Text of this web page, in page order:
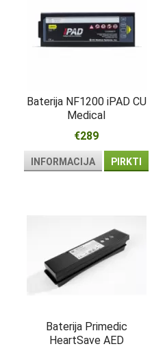
Baterija NF1200 iPAD CU
Medical
€289
INFORMACIJA PIRKTI
Baterija Primedic
HeartSave AED